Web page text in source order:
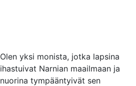
Olen yksi monista, jotka lapsina
ihastuivat Narnian maailmaan ja
nuorina tympääntyivät sen